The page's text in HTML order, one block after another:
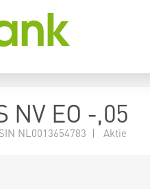
NV EO -,05
NL0013654783 | Aktie